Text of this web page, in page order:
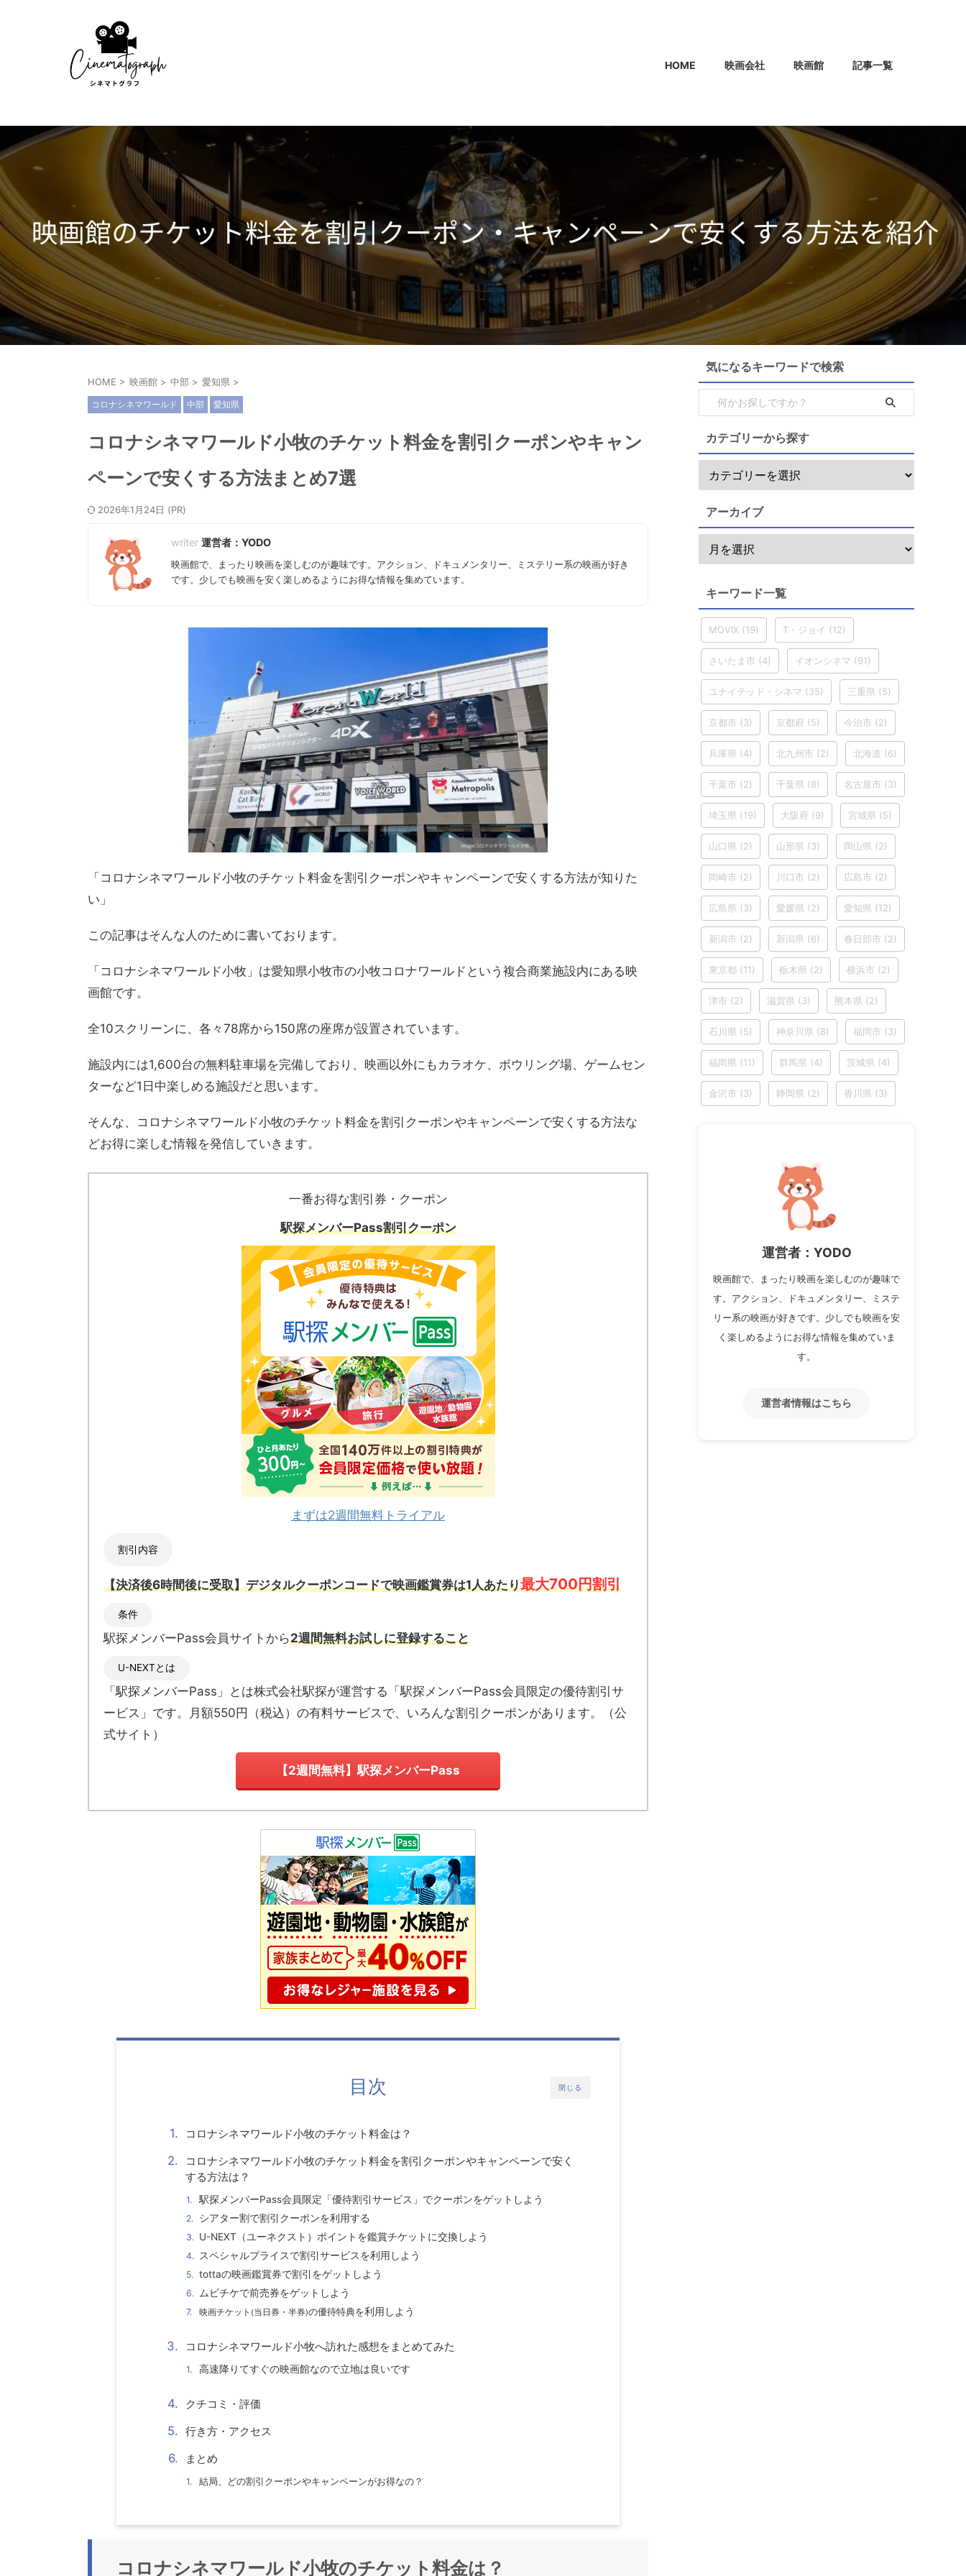
HOME 映画会社 映画館 記事一覧
HOME > 映画館 > 中部 > 愛知県 >
コロナシネマワールド 中部 愛知県
コロナシネマワールド小牧のチケット料金を割引クーポンやキャン
ペーンで安くする方法まとめ7選
2026年1月24日
運営者：YODO
映画館で、まったり映画を楽しむのが趣味です。アクション、ドキュメンタリー、ミステリー系の映画が好き
です。少しでも映画を安く楽しめるようにお得な情報を集めています。
「コロナシネマワールド小牧のチケット料金を割引クーポンやキャンペーンで安くする方法が知りた
い」
この記事はそんな人のために書いております。
「コロナシネマワールド小牧」は愛知県小牧市の小牧コロナワールドという複合商業施設内にある映
画館です。
全10スクリーンに、各々78席から150席の座席が設置されています。
施設内には1,600台の無料駐車場を完備しており、映画以外にもカラオケ、ボウリング場、ゲームセン
ターなど1日中楽しめる施設だと思います。
そんな、コロナシネマワールド小牧のチケット料金を割引クーポンやキャンペーンで安くする方法な
どお得に楽しむ情報を発信していきます。
一番お得な割引券・クーポン
駅探メンバーPass割引クーポン
まずは2週間無料トライアル
割引内容
【決済後6時間後に受取】デジタルクーポンコードで映画鑑賞券は1人あたり最大700円割引
条件
駅探メンバーPass会員サイトから2週間無料お試しに登録すること
U-NEXTとは
「駅探メンバーPass」とは株式会社駅探が運営する「駅探メンバーPass会員限定の優待割引サ
ービス」です。月額550円（税込）の有料サービスで、いろんな割引クーポンがあります。
（公
式サイト ）
【2週間無料】駅探メンバーPass
閉じる
目次
コロナシネマワールド小牧のチケット料金は？
コロナシネマワールド小牧のチケット料金を割引クーポンやキャンペーンで安く
する方法は？
駅探メンバーPass会員限定「優待割引サービス」でクーポンをゲットしよう
シアター割で割引クーポンを利用する
U-NEXT（ユーネクスト）ポイントを鑑賞チケットに交換しよう
スペシャルプライスで割引サービスを利用しよう
tottaの映画鑑賞券で割引をゲットしよう
ムビチケで前売券をゲットしよう
映画チケット (当日券・半券)の優待特典を利用しよう
コロナシネマワールド小牧へ訪れた感想をまとめてみた
高速降りてすぐの映画館なので立地は良いです
クチコミ・評価
行き方・アクセス
まとめ
結局、どの割引クーポンやキャンペーンがお得なの？
コロナシネマワールド小牧のチケット料金は？
気になるキーワードで検索
カテゴリーから探す
アーカイブ
キーワード一覧
MOVIX (19) T・ジョイ (12)
さいたま市 (4) イオンシネマ (91)
ユナイテッド・シネマ (35) 三重県 (5)
京都市 (3) 京都府 (5) 今治市 (2)
兵庫県 (4) 北九州市 (2) 北海道 (6)
千葉市 (2) 千葉県 (8) 名古屋市 (3)
埼玉県 (19) 大阪府 (9) 宮城県 (5)
山口県 (2) 山形県 (3) 岡山県 (2)
岡崎市 (2) 川口市 (2) 広島市 (2)
広島県 (3) 愛媛県 (2) 愛知県 (12)
新潟市 (2) 新潟県 (6) 春日部市 (2)
東京都 (11) 栃木県 (2) 横浜市 (2)
津市 (2) 滋賀県 (3) 熊本県 (2)
石川県 (5) 神奈川県 (8) 福岡市 (3)
福岡県 (11) 群馬県 (4) 茨城県 (4)
金沢市 (3) 静岡県 (2) 香川県 (3)
運営者：YODO
映画館で、まったり映画を楽しむのが趣味で
す。アクション、ドキュメンタリー、ミステ
リー系の映画が好きです。少しでも映画を安
く楽しめるようにお得な情報を集めていま
す。
運営者情報はこちら